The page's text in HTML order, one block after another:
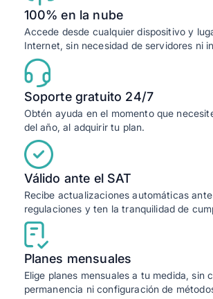
100% en la nube
Accede desde cualquier dispositivo y
Internet, sin necesidad de servidores ni
Soporte gratuito 24/7
Obtén ayuda en el momento que
del año, al adquirir tu plan.
Válido ante el SAT
Recibe actualizaciones automáticas
regulaciones y ten la tranquilidad de
Planes mensuales
Elige planes mensuales a tu medida, sin
permanencia ni configuración de